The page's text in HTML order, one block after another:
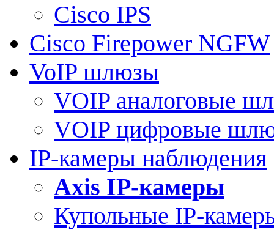
Cisco IPS
Cisco Firepower NGFW
VoIP шлюзы
VOIP аналоговые
VOIP цифровые
IP-камеры наблюдения
Axis IP-камеры
Купольные IP-